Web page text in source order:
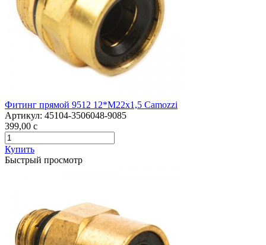
Фитинг прямой 9512 12*М22х1,5 Camozzi
Артикул: 45104-3506048-9085
399,00 c
Купить
Быстрый просмотр